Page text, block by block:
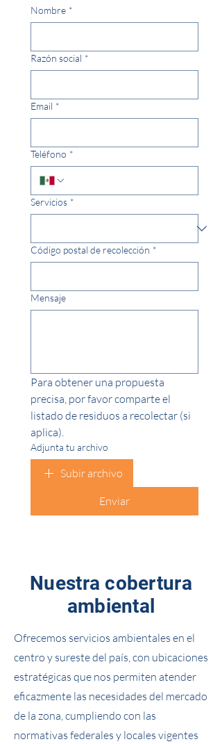
Nombre *
Razón social *
Email *
Teléfono *
Servicios *
Código postal de recolección *
Mensaje
Para obtener una propuesta
precisa, por favor comparte el
listado de residuos a recolectar (si
aplica).
Adjunta tu archivo
Subir archivo
Enviar
Nuestra cobertura
ambiental
Ofrecemos servicios ambientales en el
centro y sureste del país, con ubicaciones
estratégicas que nos permiten atender
eficazmente las necesidades del mercado
de la zona, cumpliendo con las
normativas federales y locales vigentes